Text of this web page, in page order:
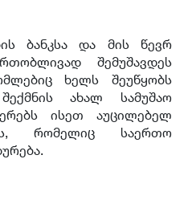
ბანკსა და მის წევრ
შემუშავდეს
ხელს შეუწყობს
შექმნის ახალ სამუშაო
ისეთ აუცილებელ
, რომელიც საერთო
.